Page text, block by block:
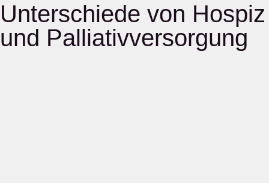
Unterschiede von Hospiz
und Palliativversorgung